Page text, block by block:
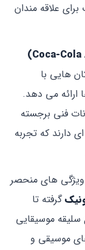
علاقه‌ مندان
‌هایی با
ارائه می ‌دهد.
فنی برجسته
دارند که تجربه
‌های منحصر
گرفته تا
سلیقه موسیقایی
موسیقی و